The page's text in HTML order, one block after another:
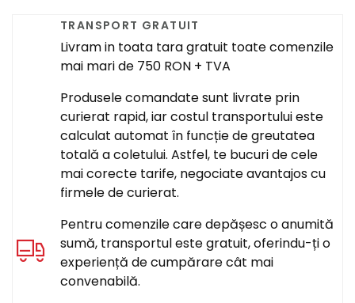
TRANSPORT GRATUIT
Livram in toata tara gratuit toate comenzile
mai mari de 750 RON + TVA
Produsele comandate sunt livrate prin
curierat rapid, iar costul transportului este
calculat automat în funcție de greutatea
totală a coletului. Astfel, te bucuri de cele
mai corecte tarife, negociate avantajos cu
firmele de curierat.
Pentru comenzile care depășesc o anumită
sumă, transportul este gratuit, oferindu-ți o
experiență de cumpărare cât mai
convenabilă.